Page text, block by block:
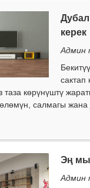
Дубал
керек
Админ
сактап
көрүнүштү
салмагы жана
Эң
Админ